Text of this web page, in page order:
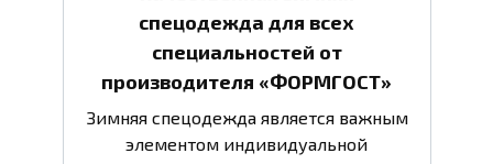
спецодежда для всех
специальностей от
производителя «ФОРМГОСТ»
Зимняя спецодежда является важным
элементом индивидуальной